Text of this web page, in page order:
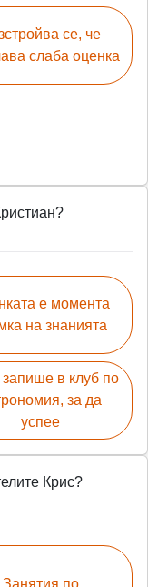
се, че
слаба оценка
е момента
на знанията
в клуб по
за да
успее
Крис?
Занятия по